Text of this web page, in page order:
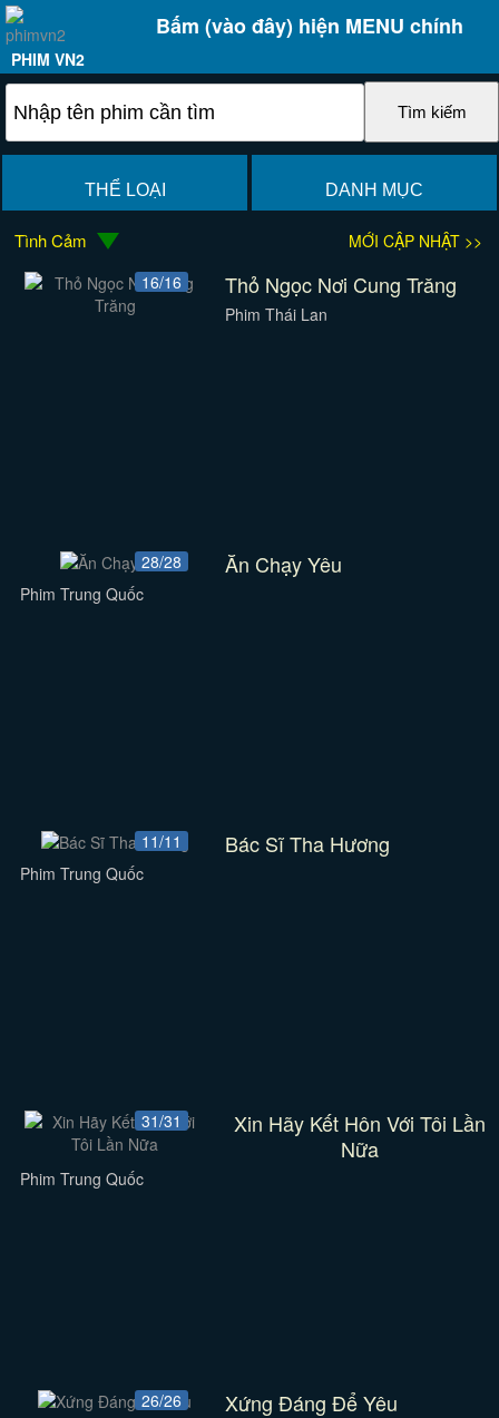
Bấm (vào đây) hiện MENU chính
PHIM VN2
THỂ LOẠI DANH MỤC
Tình Cảm
MỚI CẬP NHẬT >>
16/16
Thỏ Ngọc Nơi Cung Trăng
Phim Thái Lan
28/28 Ăn Chạy Yêu
Phim Trung Quốc
11/11 Bác Sĩ Tha Hương
Phim Trung Quốc
31/31
Xin Hãy Kết Hôn Với Tôi Lần
Nữa
Phim Trung Quốc
26/26 Xứng Đáng Để Yêu